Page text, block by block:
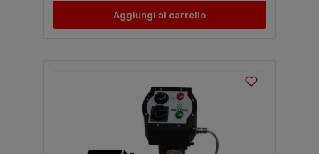
Aggiungi al carrello